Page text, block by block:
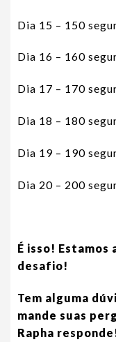
Dia 15 – 150
Dia 16 – 160
Dia 17 – 170
Dia 18 – 180
Dia 19 – 190
Dia 20 – 200
É isso!
desafio!
Tem alguma
mande suas
Rapha